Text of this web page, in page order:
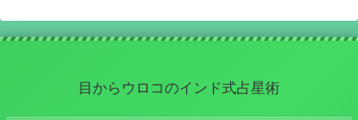
目からウロコのインド式占星術